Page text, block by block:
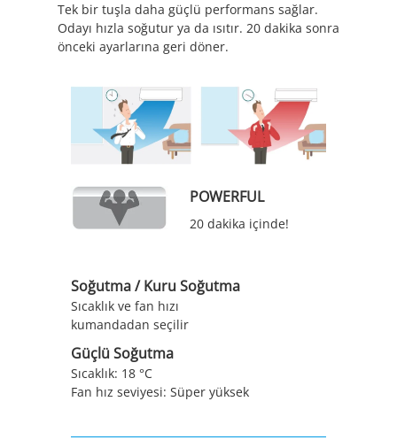
Tek bir tuşla daha güçlü performans sağlar.
Odayı hızla soğutur ya da ısıtır. 20 dakika sonra
önceki ayarlarına geri döner.
POWERFUL
20 dakika içinde!
Soğutma / Kuru Soğutma
Sıcaklık ve fan hızı
kumandadan seçilir
Güçlü Soğutma
Sıcaklık: 18 °C
Fan hız seviyesi: Süper yüksek